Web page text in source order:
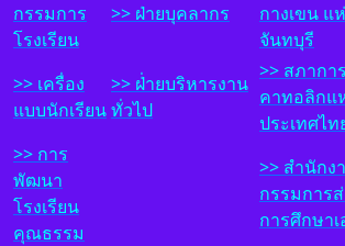
กรรมการ
โรงเรียน
>> ฝ่ายบุคลากร
กางเขน แ
จันทบุรี
>> เครื่อง
แบบนักเรียน
>> ฝ่่ายบริหารงาน
ทั่วไป
>> สภากา
คาทอลิกแ
ประเทศไท
>> การ
พัฒนา
โรงเรียน
คุณธรรม
>> สำนักง
กรรมการส่
การศึกษา